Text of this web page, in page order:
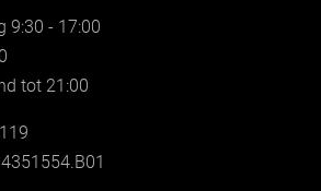
9:30 - 17:00
tot 21:00